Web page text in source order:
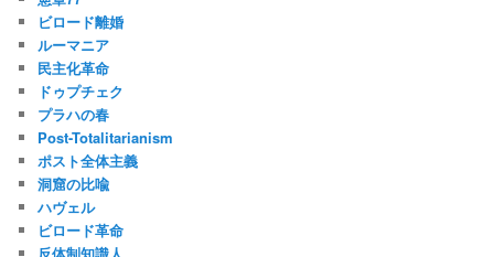
ビロード離婚
ルーマニア
民主化革命
ドゥプチェク
プラハの春
Post-Totalitarianism
ポスト全体主義
洞窟の比喩
ハヴェル
ビロード革命
反体制知識人